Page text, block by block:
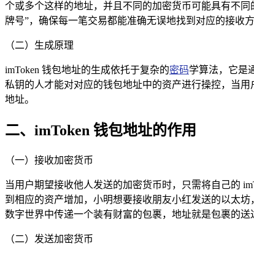
个或多个这样的地址，并且不同的加密货币可能具有不
牌号”，确保每一笔交易都能准确无误地找到对应的接收方
（二）生成原理
imToken 钱包地址的生成依托于复杂的密码学算法，它是
私钥的人才能对对应的钱包地址中的资产进行操控，当
地址。
二、imToken 钱包地址的作用
（一）接收加密货币
当用户期望接收他人发送的加密货币时，只需将自己的
到相应的资产增加，小明想要接收朋友小红发送的以太
数字世界中传递一个装有财富的包裹，地址就是包裹的送
（二）发送加密货币